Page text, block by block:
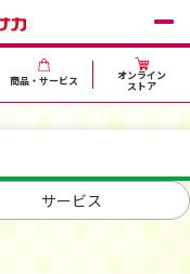
商品・サービス オンライン
ストア
サービス